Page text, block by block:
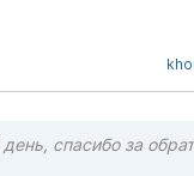
спасибо за